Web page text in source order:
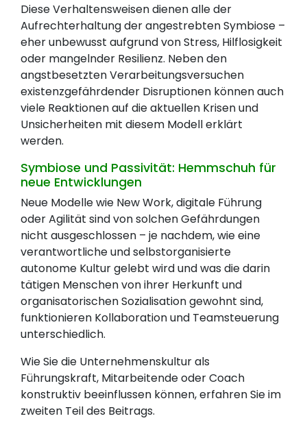
Diese Verhaltensweisen dienen alle der
Aufrechterhaltung der angestrebten Symbiose –
eher unbewusst aufgrund von Stress, Hilflosigkeit
oder mangelnder Resilienz. Neben den
angstbesetzten Verarbeitungsversuchen
existenzgefährdender Disruptionen können auch
viele Reaktionen auf die aktuellen Krisen und
Unsicherheiten mit diesem Modell erklärt
werden.
Symbiose und Passivität: Hemmschuh für
neue Entwicklungen
Neue Modelle wie New Work, digitale Führung
oder Agilität sind von solchen Gefährdungen
nicht ausgeschlossen – je nachdem, wie eine
verantwortliche und selbstorganisierte
autonome Kultur gelebt wird und was die darin
tätigen Menschen von ihrer Herkunft und
organisatorischen Sozialisation gewohnt sind,
funktionieren Kollaboration und Teamsteuerung
unterschiedlich.
Wie Sie die Unternehmenskultur als
Führungskraft, Mitarbeitende oder Coach
konstruktiv beeinflussen können, erfahren Sie im
zweiten Teil des Beitrags.